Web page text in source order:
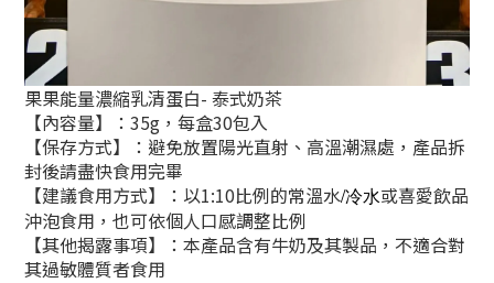
果果能量濃縮乳清蛋白- 泰式奶茶
【內容量】：35g，每盒30包入
【保存方式】：避免放置陽光直射、高溫潮濕處，產品拆
封後請盡快食用完畢
【建議食用方式】：以1:10比例的常溫水/冷水或喜愛飲品
沖泡食用，也可依個人口感調整比例
【其他揭露事項】：本產品含有牛奶及其製品，不適合對
其過敏體質者食用